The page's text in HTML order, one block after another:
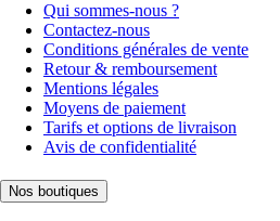
Qui sommes-nous ?
Contactez-nous
Conditions générales de vente
Retour & remboursement
Mentions légales
Moyens de paiement
Tarifs et options de livraison
Avis de confidentialité
Nos boutiques